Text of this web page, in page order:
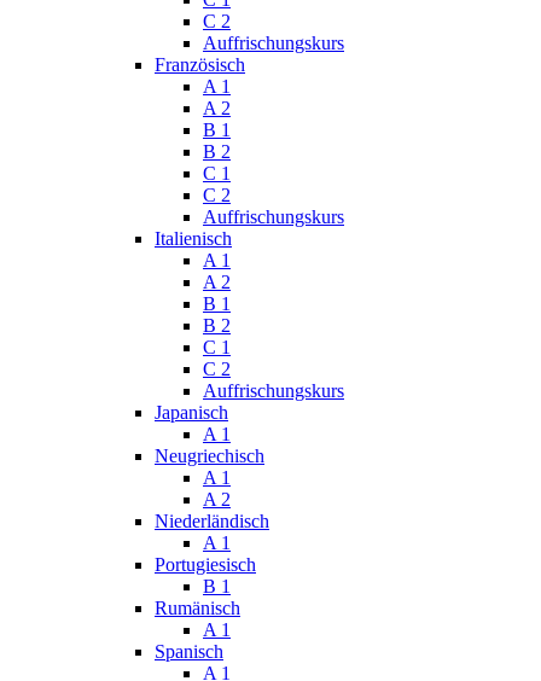
C 2
Auffrischungskurs
Französisch
A 1
A 2
B 1
B 2
C 1
C 2
Auffrischungskurs
Italienisch
A 1
A 2
B 1
B 2
C 1
C 2
Auffrischungskurs
Japanisch
A 1
Neugriechisch
A 1
A 2
Niederländisch
A 1
Portugiesisch
B 1
Rumänisch
A 1
Spanisch
A 1